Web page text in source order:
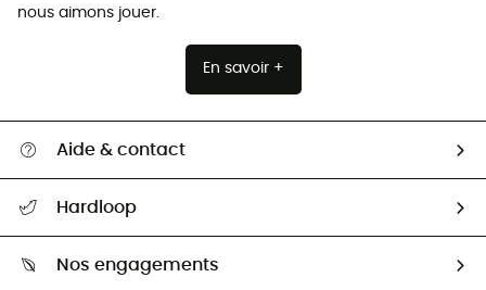
nous aimons jouer.
En savoir +
Aide & contact
Retour & remboursement
Guide des tailles
Hardloop
Nos engagements